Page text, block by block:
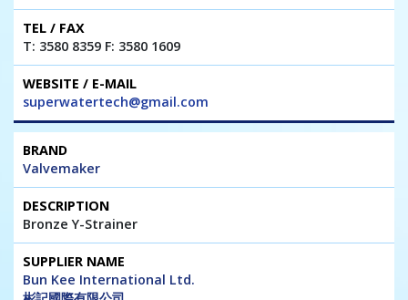
T: 3580 8359 F: 3580 1609
superwatertech@gmail.com
Valvemaker
Bronze Y-Strainer
Bun Kee International Ltd.